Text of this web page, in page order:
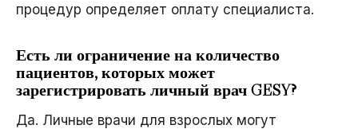
процедур определяет оплату специалиста.
Есть ли ограничение на количество
пациентов, которых может
зарегистрировать личный врач GESY?
Да. Личные врачи для взрослых могут